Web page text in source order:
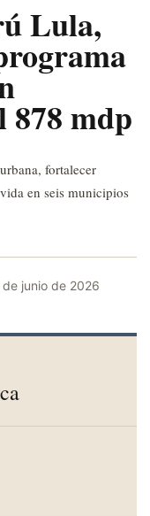
Lula,
878 mdp
fortalecer
en seis municipios
de junio de 2026